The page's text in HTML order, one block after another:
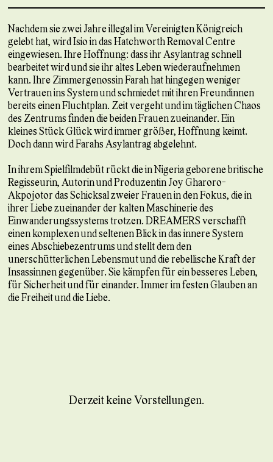
Derzeit keine Vorstellungen.
Nachdem sie zwei Jahre illegal im Vereinigten Königreich
gelebt hat, wird Isio in das Hatchworth Removal Centre
eingewiesen. Ihre Hoffnung: dass ihr Asylantrag schnell
bearbeitet wird und sie ihr altes Leben wiederaufnehmen
kann. Ihre Zimmergenossin Farah hat hingegen weniger
Vertrauen ins System und schmiedet mit ihren Freundinnen
bereits einen Fluchtplan. Zeit vergeht und im täglichen Chaos
des Zentrums finden die beiden Frauen zueinander. Ein
kleines Stück Glück wird immer größer, Hoffnung keimt.
Doch dann wird Farahs Asylantrag abgelehnt.
In ihrem Spielfilmdebüt rückt die in Nigeria geborene britische
Regisseurin, Autorin und Produzentin Joy Gharoro-
Akpojotor das Schicksal zweier Frauen in den Fokus, die in
ihrer Liebe zueinander der kalten Maschinerie des
Einwanderungssystems trotzen. DREAMERS verschafft
einen komplexen und seltenen Blick in das innere System
eines Abschiebezentrums und stellt dem den
unerschütterlichen Lebensmut und die rebellische Kraft der
Insassinnen gegenüber. Sie kämpfen für ein besseres Leben,
für Sicherheit und für einander. Immer im festen Glauben an
die Freiheit und die Liebe.